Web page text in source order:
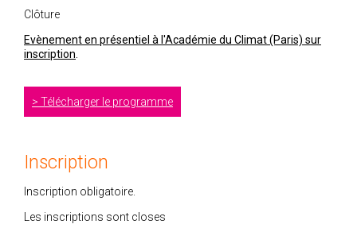
Clôture
Evènement en présentiel à l'Académie du Climat (Paris) sur
inscription
Télécharger le programme
Inscription
Inscription obligatoire.
Les inscriptions sont closes